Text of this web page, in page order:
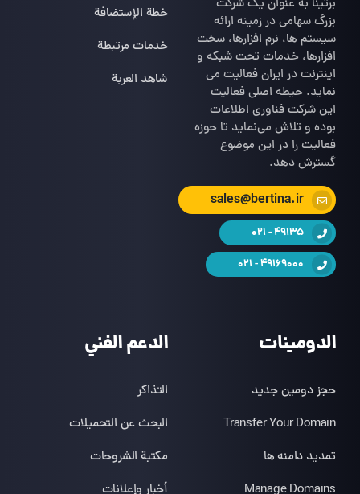
برتینا به عنوان یک شرکت
بزرگ سهامی در زمینه ارائه
سیستم ها، نرم افزارها، سخت
افزارها، خدمات تحت شبکه و
اینترنت در ایران فعالیت می
نماید. حیطه اصلی فعالیت
این شرکت فناوری اطلاعات
بوده و تلاش می‌نماید تا حوزه
فعالیت را در این موضوع
گسترش دهد.
sales@bertina.ir
49135 - 021
49169000 - 021
خطة الإستضافة
خدمات مرتبطة
شاهد العربة
الدومينات
حجز دومين جديد
Transfer Your Domain
تمدید دامنه ها
Manage Domains
الدعم الفني
التذاكر
البحث عن التحميلات
مكتبة الشروحات
أخبار وإعلانات